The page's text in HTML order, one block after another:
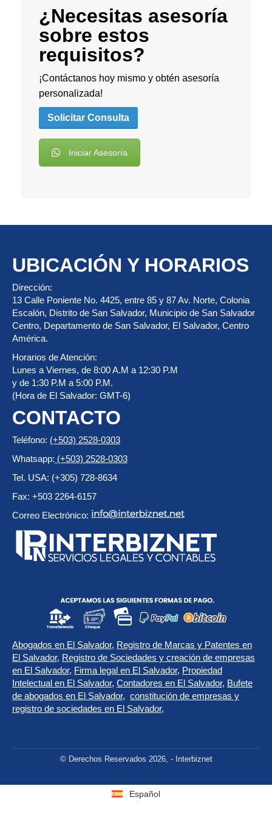
¿Necesitas asesoría
sobre estos
requisitos?
¡Contáctanos hoy mismo y obtén asesoría
personalizada!
Solicitar Consulta
Iniciar Asesoría
UBICACIÓN Y HORARIOS
Dirección:
13 Calle Poniente No. 4425, entre 85 y 87 Av. Norte, Colonia
Escalón, Distrito de San Salvador, Municipio de San Salvador
Centro, Departamento de San Salvador, El Salvador, Centro
América.
Horarios de Atención:
Lunes a Viernes, de 8:00 A.M a 12:30 P.M
y de 1:30 P.M a 5:00 P.M.
(Hora de El Salvador: GMT-6)
CONTACTO
Teléfono: (+503) 2528-0303
Whatsapp: (+503) 2528-0303
Tel. USA: (+305) 728-8634
Fax: +503 2264-6157
Correo Electrónico:
Abogados en El Salvador, Registro de Marcas y Patentes en
El Salvador, Registro de Sociedades y creación de empresas
en El Salvador, Firma legal en El Salvador, Propiedad
Intelectual en El Salvador, Contadores en El Salvador, Bufete
de abogados en El Salvador, constitución de empresas y
registro de sociedades en El Salvador,
© Derechos Reservados 2026, - Interbiznet
Español